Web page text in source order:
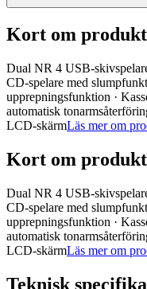
Kort om
Dual NR 4 USB-
CD-spelare med
upprepningsfunktion ·
automatisk
LCD-skärmLäs mer om
Kort om
Dual NR 4 USB-
CD-spelare med
upprepningsfunktion ·
automatisk
LCD-skärmLäs mer om
Teknisk